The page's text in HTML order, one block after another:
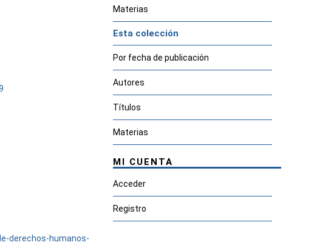
derechos-humanos-
Materias
Esta colección
Por fecha de publicación
Autores
Títulos
Materias
MI CUENTA
Acceder
Registro